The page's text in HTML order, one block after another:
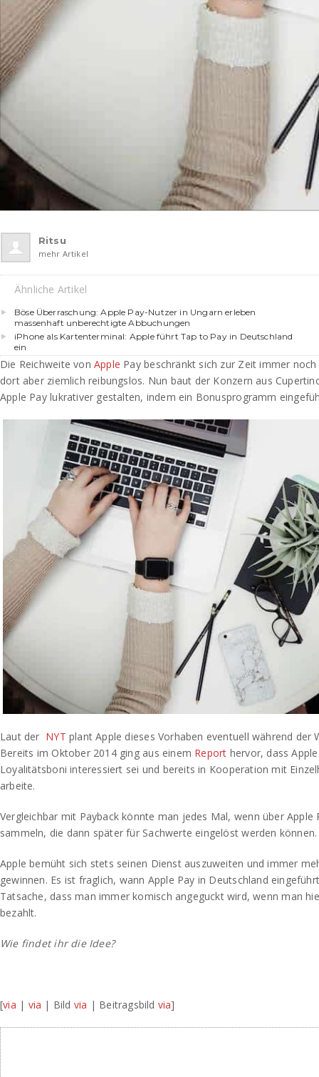
Ritsu
mehr Artikel
Ähnliche Artikel
Böse Überraschung: Apple Pay-Nutzer in Ungarn erleben
massenhaft unberechtigte Abbuchungen
iPhone als Kartenterminal: Apple führt Tap to Pay in Deutschland
ein
Die Reichweite von Apple Pay beschränkt sich zur Zeit immer
dort aber ziemlich reibungslos. Nun baut der Konzern aus
Apple Pay lukrativer gestalten, indem ein Bonusprogramm
Laut der NYT plant Apple dieses Vorhaben eventuell während der
Bereits im Oktober 2014 ging aus einem Report hervor, dass
Loyalitätsboni interessiert sei und bereits in Kooperation mit
arbeite.
Vergleichbar mit Payback könnte man jedes Mal, wenn über Apple
sammeln, die dann später für Sachwerte eingelöst werden können.
Apple bemüht sich stets seinen Dienst auszuweiten und immer
gewinnen. Es ist fraglich, wann Apple Pay in Deutschland
Tatsache, dass man immer komisch angeguckt wird, wenn man
bezahlt.
Wie findet ihr die Idee?
[via | via | Bild via | Beitragsbild via]